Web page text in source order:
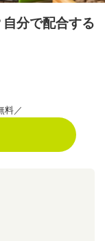
分で配合する
料／